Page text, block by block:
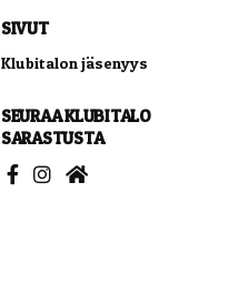
SIVUT
Klubitalon jäsenyys
SEURAA KLUBITALO
SARASTUSTA